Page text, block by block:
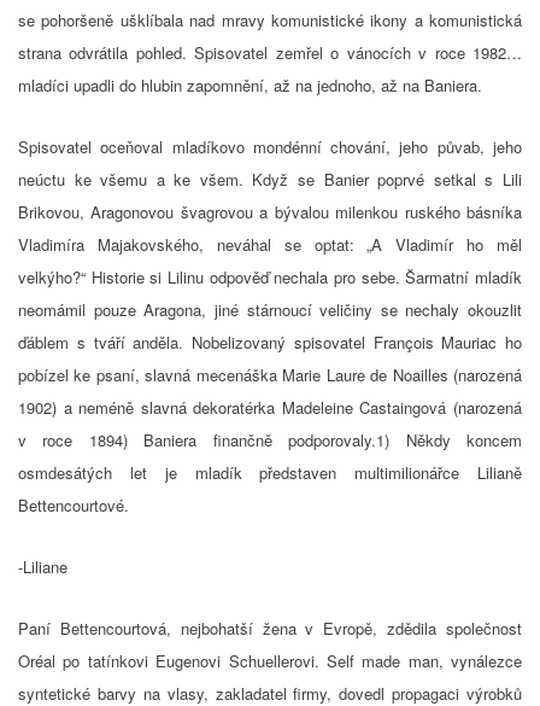
se pohoršeně ušklíbala nad mravy komunistické ikony a komunistická
strana odvrátila pohled. Spisovatel zemřel o vánocích v roce 1982…
mladíci upadli do hlubin zapomnění, až na jednoho, až na Baniera.
Spisovatel oceňoval mladíkovo mondénní chování, jeho půvab, jeho
neúctu ke všemu a ke všem. Když se Banier poprvé setkal s Lili
Brikovou, Aragonovou švagrovou a bývalou milenkou ruského básníka
Vladimíra Majakovského, neváhal se optat: „A Vladimír ho měl
velkýho?“ Historie si Lilinu odpověď nechala pro sebe. Šarmatní mladík
neomámil pouze Aragona, jiné stárnoucí veličiny se nechaly okouzlit
ďáblem s tváří anděla. Nobelizovaný spisovatel François Mauriac ho
pobízel ke psaní, slavná mecenáška Marie Laure de Noailles (narozená
1902) a neméně slavná dekoratérka Madeleine Castaingová (narozená
v roce 1894) Baniera finančně podporovaly.1) Někdy koncem
osmdesátých let je mladík představen multimilionářce Lilianě
Bettencourtové.
-Liliane
Paní Bettencourtová, nejbohatší žena v Evropě, zdědila společnost
Oréal po tatínkovi Eugenovi Schuellerovi. Self made man, vynálezce
syntetické barvy na vlasy, zakladatel firmy, dovedl propagaci výrobků